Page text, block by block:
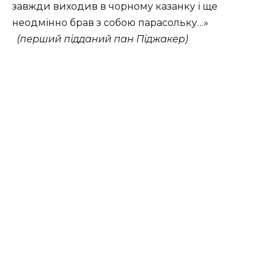
завжди виходив в чорному казанку і ще
неодмінно брав з собою парасольку…»
(перший підданий пан Піджакер)